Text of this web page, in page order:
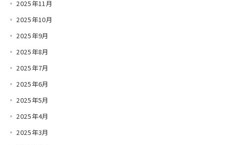
2025年11月
2025年10月
2025年9月
2025年8月
2025年7月
2025年6月
2025年5月
2025年4月
2025年3月